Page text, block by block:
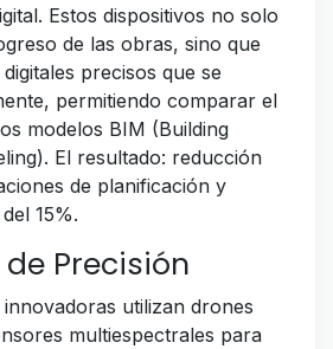
Estos dispositivos no solo
de las obras, sino que
precisos que se
permitiendo comparar el
modelos BIM (Building
El resultado: reducción
de planificación y
15%.
Precisión
innovadoras utilizan drones
multiespectrales para